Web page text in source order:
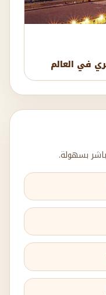
في العالم
بسهولة.